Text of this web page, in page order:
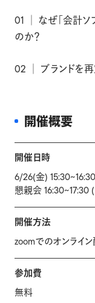
01 │ なぜ「会計ソ
のか？
02 │ ブランドを
開催概要
開催日時
6/26(金) 15:30~16:30
懇親会
開催方法
zoomでのオンライ
参加費
無料